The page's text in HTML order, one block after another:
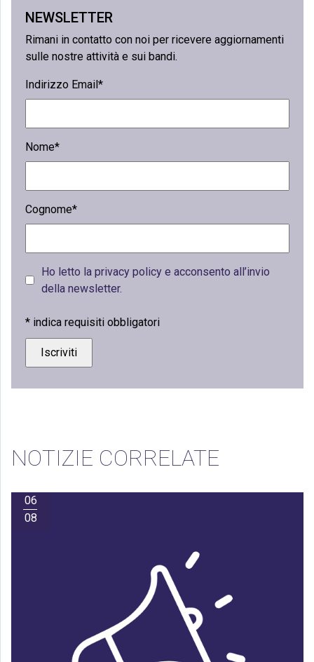
NEWSLETTER
Rimani in contatto con noi per ricevere aggiornamenti
sulle nostre attività e sui bandi.
Indirizzo Email*
Nome*
Cognome*
Ho letto la privacy policy e acconsento all’invio
della newsletter.
* indica requisiti obbligatori
NOTIZIE CORRELATE
06
08